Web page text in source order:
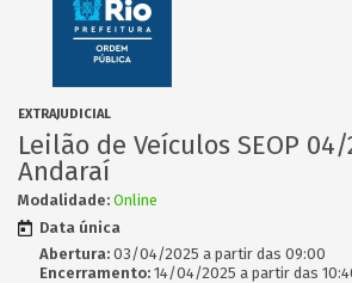
EXTRAJUDICIAL
Leilão de Veículos SEOP
Andaraí
Modalidade: Online
Data única
Abertura: 03/04/2025 a partir das 09:00
Encerramento: 14/04/2025 a partir das